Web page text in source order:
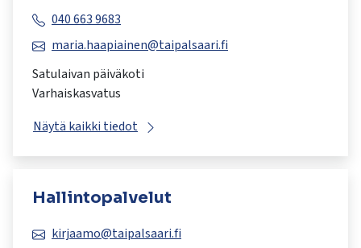
040 663 9683
maria.haapiainen@taipalsaari.fi
Satulaivan päiväkoti
Varhaiskasvatus
Näytä kaikki tiedot
Hallintopalvelut
kirjaamo@taipalsaari.fi